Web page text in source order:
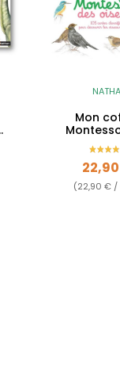
Mon
Prix
(22,90 € /